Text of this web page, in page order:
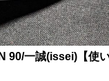
90/一誠(issei)【使